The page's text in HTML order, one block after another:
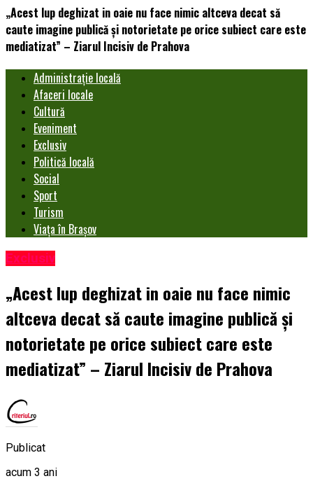
„Acest lup deghizat in oaie nu face nimic altceva decat să
caute imagine publică și notorietate pe orice subiect care este
mediatizat” – Ziarul Incisiv de Prahova
Administrație locală
Afaceri locale
Cultură
Eveniment
Exclusiv
Politică locală
Social
Sport
Turism
Viața în Brașov
Exclusiv
„Acest lup deghizat in oaie nu face nimic
altceva decat să caute imagine publică și
notorietate pe orice subiect care este
mediatizat” – Ziarul Incisiv de Prahova
Publicat
acum 3 ani